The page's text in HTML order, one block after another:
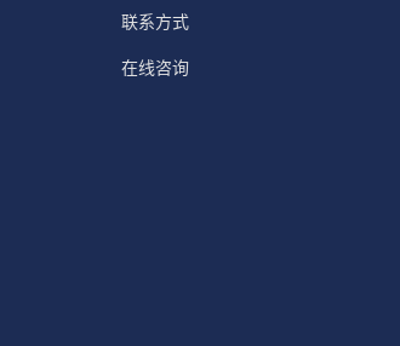
联系方式
在线咨询